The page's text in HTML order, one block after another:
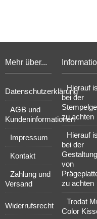
Mehr über...
Datenschutzerklärung
AGB und
Kundeninformationen
Impressum
Kontakt
Zahlung und
Versand
Widerrufsrecht
Hierauf
bei der
zu achten
Hierauf
bei der
Gestaltung
von
zu achten
Trodat
Color